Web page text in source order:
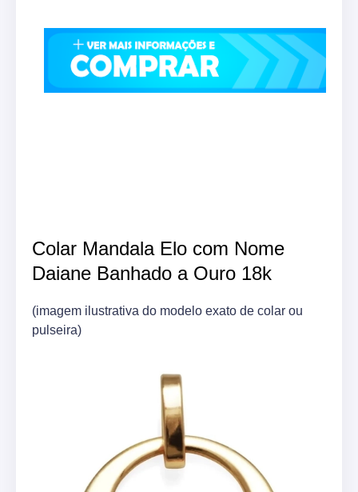
Colar Mandala Elo com Nome
Daiane Banhado a Ouro 18k
(imagem ilustrativa do modelo exato de colar ou
pulseira)